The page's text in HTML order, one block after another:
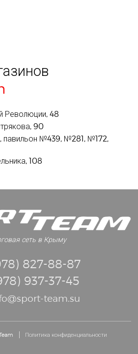
Революции, 48
90
№439, №281, №172,
108
сеть в Крыму
827-88-87
937-37-45
team.su
Политика конфиденциальности